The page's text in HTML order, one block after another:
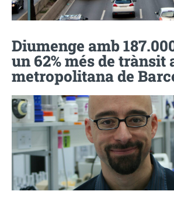
Diumenge amb
un 62% més de trànsit
metropolitana de